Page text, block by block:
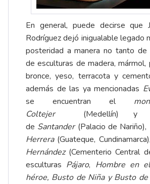
En general, puede decirse que
Rodríguez dejó inigualable legado
posteridad a manera no tanto de
de esculturas de madera, mármol,
bronce, yeso, terracota y
además de las ya mencionadas
se encuentran el
Coltejer
(Medellín) y
de Santander(Palacio de Nariño),
Herrera(Guateque,
Hernández(Cementerio Central
esculturas Pájaro, Hombre en
héroe, Busto de Niña y Busto